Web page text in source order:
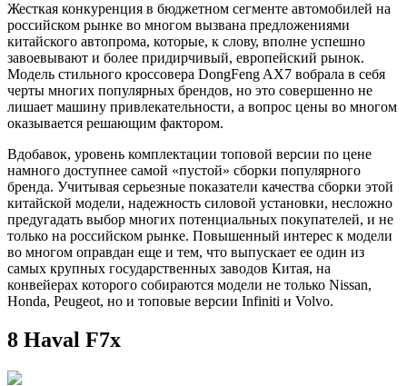
Жесткая конкуренция в бюджетном сегменте автомобилей на
российском рынке во многом вызвана предложениями
китайского автопрома, которые, к слову, вполне успешно
завоевывают и более придирчивый, европейский рынок.
Модель стильного кроссовера DongFeng AX7 вобрала в себя
черты многих популярных брендов, но это совершенно не
лишает машину привлекательности, а вопрос цены во многом
оказывается решающим фактором.
Вдобавок, уровень комплектации топовой версии по цене
намного доступнее самой «пустой» сборки популярного
бренда. Учитывая серьезные показатели качества сборки этой
китайской модели, надежность силовой установки, несложно
предугадать выбор многих потенциальных покупателей, и не
только на российском рынке. Повышенный интерес к модели
во многом оправдан еще и тем, что выпускает ее один из
самых крупных государственных заводов Китая, на
конвейерах которого собираются модели не только Nissan,
Honda, Peugeot, но и топовые версии Infiniti и Volvo.
8 Haval F7x